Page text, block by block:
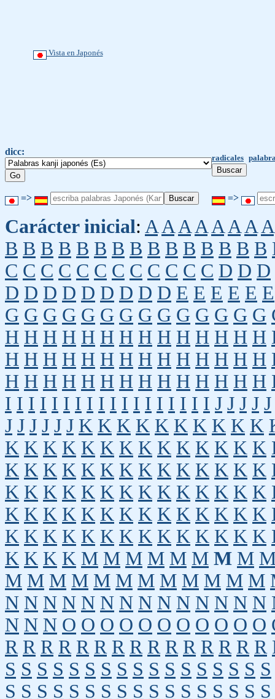
Vista en Japonés
dicc:
radicales
=> =>
Carácter inicial: A A A A A A A A
B B B B B B B B B B B B B B B
C C C C C C C C C C C C D D D
D D D D D D D D D E E E E E E
G G G G G G G G G G G G G G
H H H H H H H H H H H H H H
H H H H H H H H H H H H H H
H H H H H H H H H H H H H H
I I I I I I I I I I I I I I I I I I J J J J J
J J J J J J K K K K K K K K K K
K K K K K K K K K K K K K K
K K K K K K K K K K K K K K
K K K K K K K K K K K K K K
K K K K K K K K K K K K K K
K K K K K K K K K K K K K K
K K K K M M M M M M M M
M M M M M M M M M M M M
N N N N N N N N N N N N N N
N N N O O O O O O O O O O O
R R R R R R R R R R R R R R R
S S S S S S S S S S S S S S S S S
S S S S S S S S S S S S S S S S S